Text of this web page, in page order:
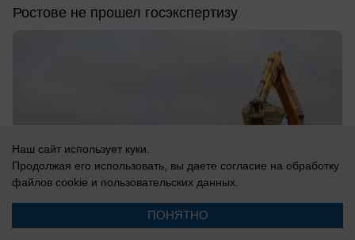
Ростове не прошел госэкспертизу
Наш сайт использует куки.
Продолжая его использовать, вы даете согласие на обработку
файлов cookie и пользовательских данных.
ПОНЯТНО